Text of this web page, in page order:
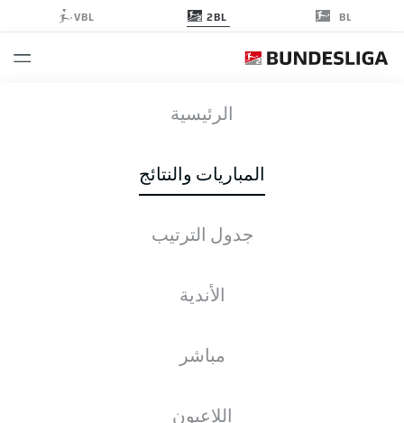
BL
2BL
VBL
الرئيسية
المباريات والنتائج
جدول الترتيب
الأندية
مباشر
اللاعبون
0
3
الأخبار التشكيلات الإحصائيات